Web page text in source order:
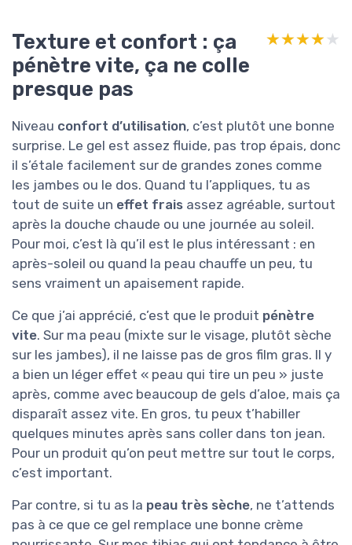
Texture et confort : ça
pénètre vite, ça ne colle
presque pas
★★★★★
★★★★★
Niveau confort d’utilisation, c’est plutôt une bonne
surprise. Le gel est assez fluide, pas trop épais, donc
il s’étale facilement sur de grandes zones comme
les jambes ou le dos. Quand tu l’appliques, tu as
tout de suite un effet frais assez agréable, surtout
après la douche chaude ou une journée au soleil.
Pour moi, c’est là qu’il est le plus intéressant : en
après-soleil ou quand la peau chauffe un peu, tu
sens vraiment un apaisement rapide.
Ce que j’ai apprécié, c’est que le produit pénètre
vite. Sur ma peau (mixte sur le visage, plutôt sèche
sur les jambes), il ne laisse pas de gros film gras. Il y
a bien un léger effet « peau qui tire un peu » juste
après, comme avec beaucoup de gels d’aloe, mais ça
disparaît assez vite. En gros, tu peux t’habiller
quelques minutes après sans coller dans ton jean.
Pour un produit qu’on peut mettre sur tout le corps,
c’est important.
Par contre, si tu as la peau très sèche, ne t’attends
pas à ce que ce gel remplace une bonne crème